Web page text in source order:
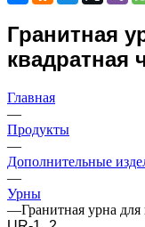
Гранитная
квадратная
Главная
—
Продукты
—
Дополнительные
—
Урны
—Гранитная урна для